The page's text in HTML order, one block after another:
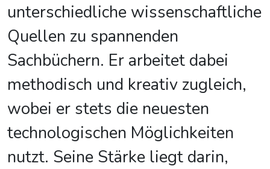
unterschiedliche wissenschaftliche
Quellen zu spannenden
Sachbüchern. Er arbeitet dabei
methodisch und kreativ zugleich,
wobei er stets die neuesten
technologischen Möglichkeiten
nutzt. Seine Stärke liegt darin,